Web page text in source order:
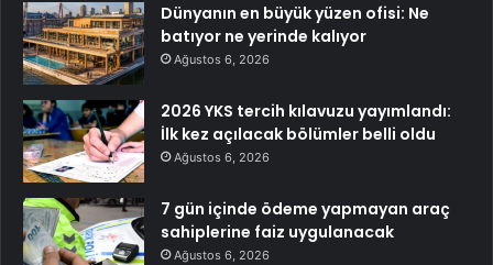
Dünyanın en büyük yüzen ofisi: Ne
batıyor ne yerinde kalıyor
Ağustos 6, 2026
2026 YKS tercih kılavuzu yayımlandı:
İlk kez açılacak bölümler belli oldu
Ağustos 6, 2026
7 gün içinde ödeme yapmayan araç
sahiplerine faiz uygulanacak
Ağustos 6, 2026